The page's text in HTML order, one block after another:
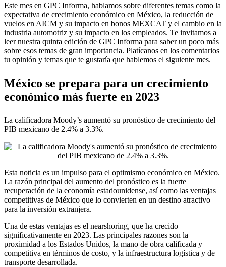
Este mes en GPC Informa, hablamos sobre diferentes temas como la
expectativa de crecimiento económico en México, la reducción de
vuelos en AICM y su impacto en bonos MEXCAT y el cambio en la
industria automotriz y su impacto en los empleados. Te invitamos a
leer nuestra quinta edición de GPC Informa para saber un poco más
sobre esos temas de gran importancia. Platícanos en los comentarios
tu opinión y temas que te gustaría que hablemos el siguiente mes.
México se prepara para un crecimiento
económico más fuerte en 2023
La calificadora Moody’s aumentó su pronóstico de crecimiento del
PIB mexicano de 2.4% a 3.3%.
Esta noticia es un impulso para el optimismo económico en México.
La razón principal del aumento del pronóstico es la fuerte
recuperación de la economía estadounidense, así como las ventajas
competitivas de México que lo convierten en un destino atractivo
para la inversión extranjera.
Una de estas ventajas es el nearshoring, que ha crecido
significativamente en 2023. Las principales razones son la
proximidad a los Estados Unidos, la mano de obra calificada y
competitiva en términos de costo, y la infraestructura logística y de
transporte desarrollada.